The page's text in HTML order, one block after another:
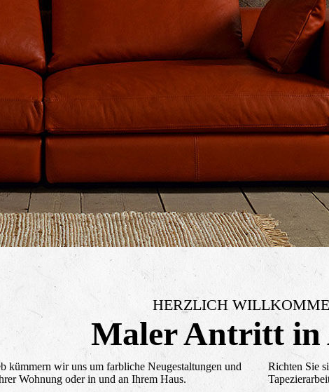
HERZLICH
Maler Antritt in
kümmern wir uns um farbliche Neugestaltungen und
Wohnung oder in und an Ihrem Haus.
Richten Sie